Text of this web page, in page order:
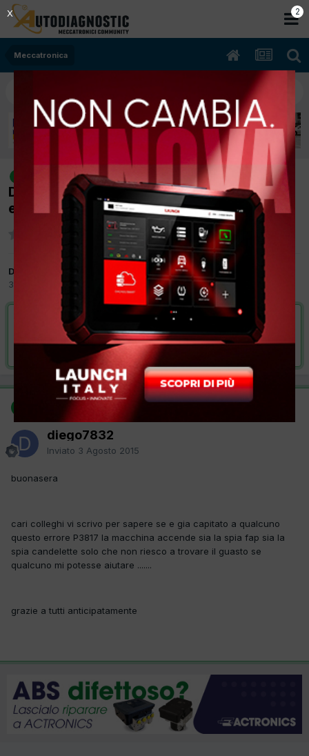
Meccatronica
[seat ibiza 06/2011 1598cc cay 77Kw
Diesel] spia fap e spia candelettecodice
errore p3817
Da diego7832
3 Agosto 2015
Meccatronica
VAI ALLA SOLUZIONE
Risolta da diego7832,
diego7832
Inviato 3 Agosto 2015
buonasera
cari colleghi vi scrivo per sapere se e gia capitato a qualcuno
questo errore P3817 la macchina accende sia la spia fap sia la
spia candelette solo che non riesco a trovare il guasto se
qualcuno mi potesse aiutare .......
grazie a tutti anticipatamente
2
X